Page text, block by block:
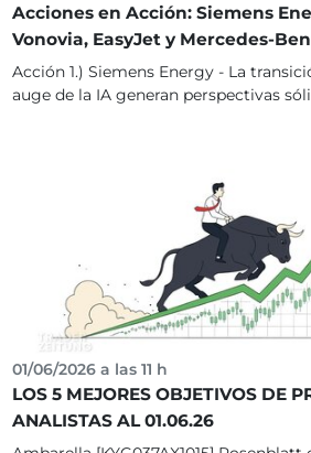
Acciones en Acción: Siemens
Vonovia, EasyJet y Mercedes-
Acción 1.) Siemens Energy - La
auge de la IA generan perspectivas
01/06/2026 a las 11 h
LOS 5 MEJORES OBJETIVOS DE
ANALISTAS AL 01.06.26